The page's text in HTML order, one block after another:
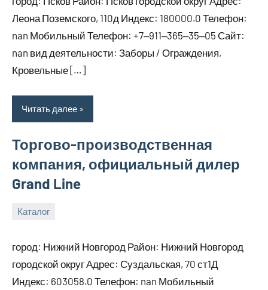
2024
Леона Поземского, 110д Индекс: 180000.0 Телефон:
nan Мобильный Телефон: +7‒911‒365‒35‒05 Сайт:
nan вид деятельности: Заборы / Ограждения,
Кровельные […]
Читать далее
Торгово-производственная
компания, официальный дилер
Grand Line
Каталог
2024
город: Нижний Новгород Район: Нижний Новгород
городской округ Адрес: Суздальская, 70 ст1Д
Индекс: 603058.0 Телефон: nan Мобильный